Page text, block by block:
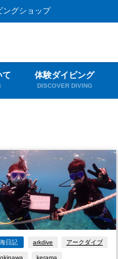
ングショップ
て 体験ダイビング
DISCOVER DIVING
海日記 arkdive アークダイブ
okinawa kerama